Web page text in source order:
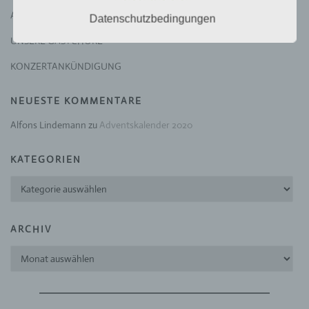
Adventskonzert 2025
UNSERE GASTCHÖRE
KONZERTANKÜNDIGUNG
NEUESTE KOMMENTARE
Alfons Lindemann zu Adventskalender 2020
KATEGORIEN
Kategorien
ARCHIV
Archiv
verwendet wurden. Unsere Datenschutzerklärung
unsere Kunden und Geschäftspartner einfach
lesbar und verständlich sein. Um dies zu
Wir verwenden in dieser Datenschutzerklärung
a) personenbezogene Daten
Personenbezogene Daten sind alle
Folgenden „betroffene Person") beziehen. Als
angesehen, die direkt oder indirekt,
Kennnummer, zu Standortdaten, zu einer
Datenschutzbedingungen